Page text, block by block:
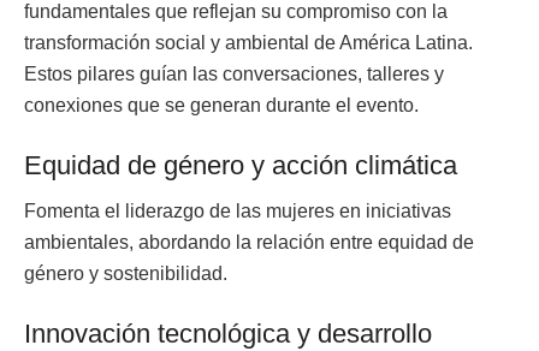
fundamentales que reflejan su compromiso con la
transformación social y ambiental de América Latina.
Estos pilares guían las conversaciones, talleres y
conexiones que se generan durante el evento.
Equidad de género y acción climática
Fomenta el liderazgo de las mujeres en iniciativas
ambientales, abordando la relación entre equidad de
género y sostenibilidad.
Innovación tecnológica y desarrollo